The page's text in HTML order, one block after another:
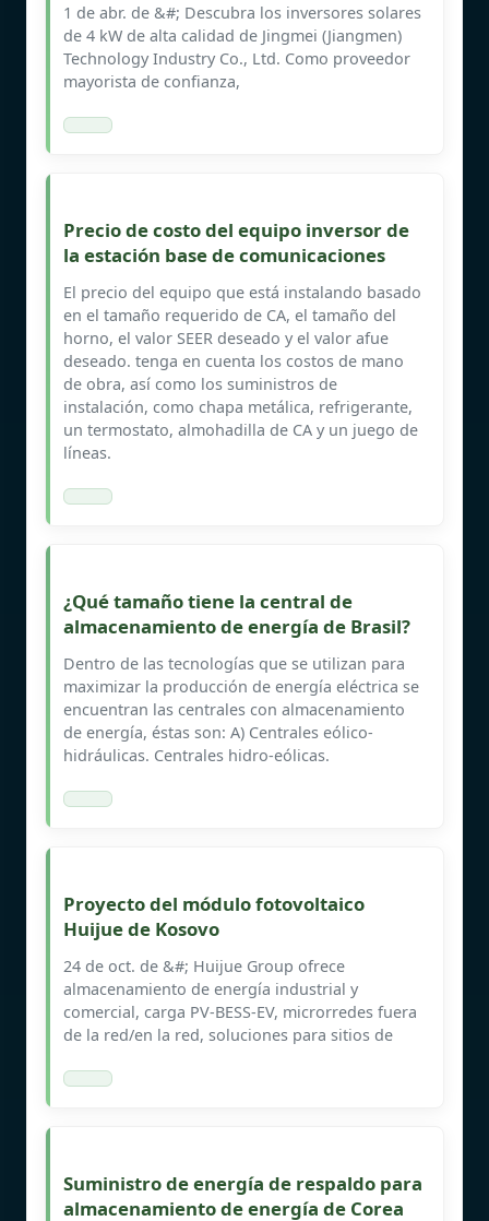
1 de abr. de &#; Descubra los inversores solares
de 4 kW de alta calidad de Jingmei (Jiangmen)
Technology Industry Co., Ltd. Como proveedor
mayorista de confianza,
Precio de costo del equipo inversor de
la estación base de comunicaciones
El precio del equipo que está instalando basado
en el tamaño requerido de CA, el tamaño del
horno, el valor SEER deseado y el valor afue
deseado. tenga en cuenta los costos de mano
de obra, así como los suministros de
instalación, como chapa metálica, refrigerante,
un termostato, almohadilla de CA y un juego de
líneas.
¿Qué tamaño tiene la central de
almacenamiento de energía de Brasil?
Dentro de las tecnologías que se utilizan para
maximizar la producción de energía eléctrica se
encuentran las centrales con almacenamiento
de energía, éstas son: A) Centrales eólico-
hidráulicas. Centrales hidro-eólicas.
Proyecto del módulo fotovoltaico
Huijue de Kosovo
24 de oct. de &#; Huijue Group ofrece
almacenamiento de energía industrial y
comercial, carga PV-BESS-EV, microrredes fuera
de la red/en la red, soluciones para sitios de
Suministro de energía de respaldo para
almacenamiento de energía de Corea